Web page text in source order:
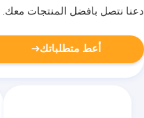
دعنا نتصل بأفضل المنتجات معك.
أعط متطلباتك